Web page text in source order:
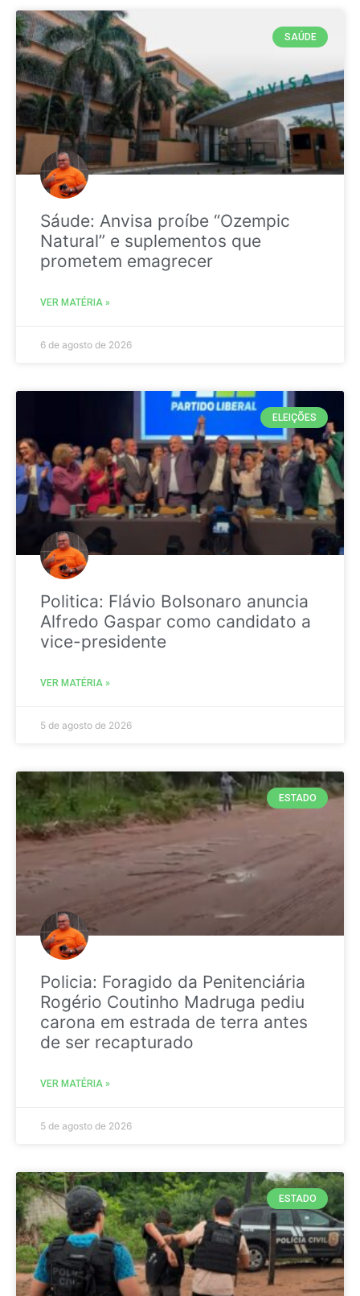
SAÚDE
Sáude: Anvisa proíbe “Ozempic
Natural” e suplementos que
prometem emagrecer
VER MATÉRIA »
6 de agosto de 2026
ELEIÇÕES
Politica: Flávio Bolsonaro anuncia
Alfredo Gaspar como candidato a
vice-presidente
VER MATÉRIA »
5 de agosto de 2026
ESTADO
Policia: Foragido da Penitenciária
Rogério Coutinho Madruga pediu
carona em estrada de terra antes
de ser recapturado
VER MATÉRIA »
5 de agosto de 2026
ESTADO